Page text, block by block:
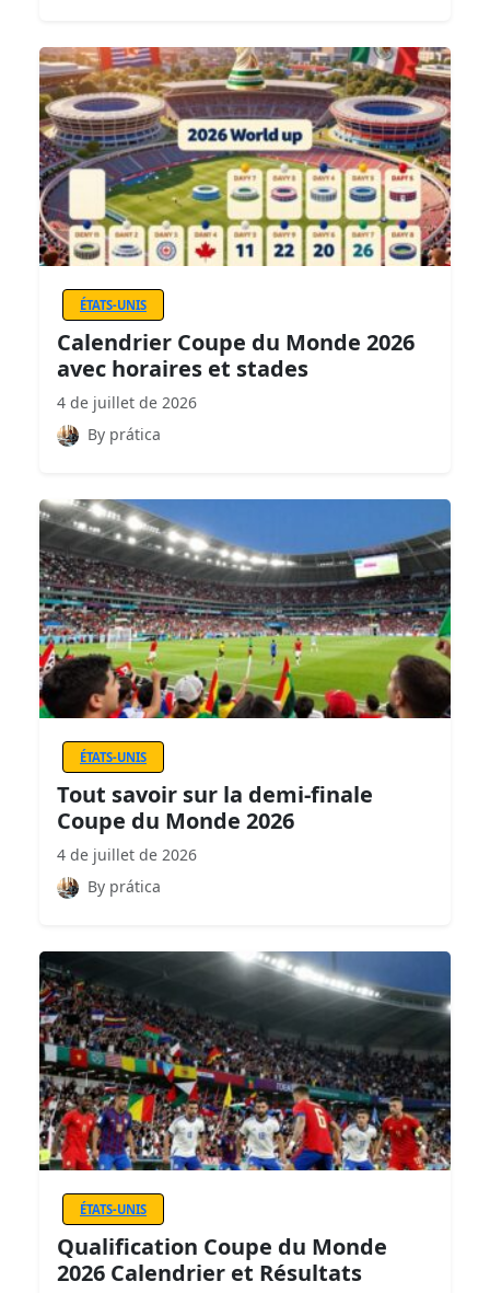
ÉTATS-UNIS
Calendrier Coupe du Monde 2026
avec horaires et stades
4 de juillet de 2026
By prática
ÉTATS-UNIS
Tout savoir sur la demi-finale
Coupe du Monde 2026
4 de juillet de 2026
By prática
ÉTATS-UNIS
Qualification Coupe du Monde
2026 Calendrier et Résultats